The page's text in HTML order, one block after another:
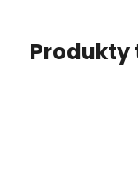
Produkty